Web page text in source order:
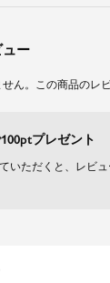
兼ね備えたデニム素
増し、自分らしい
ー
ん。この商品のレ
プレゼント
いただくと、レビ